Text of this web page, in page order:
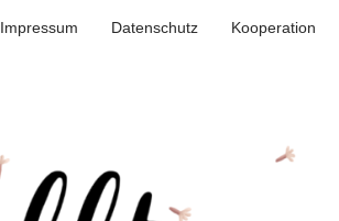
Impressum Datenschutz
Kooperation